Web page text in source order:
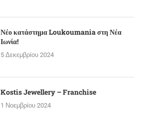
Νέο κατάστημα Loukoumania στη Νέα
Ιωνία!
5 Δεκεμβρίου 2024
Kostis Jewellery – Franchise
1 Νοεμβρίου 2024